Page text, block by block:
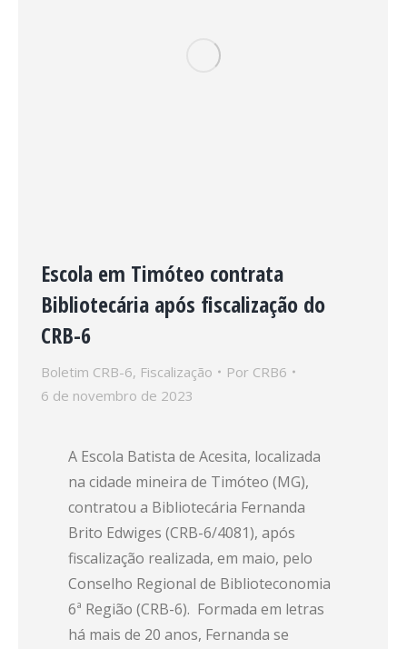
Escola em Timóteo contrata
Bibliotecária após fiscalização do
CRB-6
Boletim CRB-6, Fiscalização Por CRB6
6 de novembro de 2023
A Escola Batista de Acesita, localizada
na cidade mineira de Timóteo (MG),
contratou a Bibliotecária Fernanda
Brito Edwiges (CRB-6/4081), após
fiscalização realizada, em maio, pelo
Conselho Regional de Biblioteconomia
6ª Região (CRB-6). Formada em letras
há mais de 20 anos, Fernanda se